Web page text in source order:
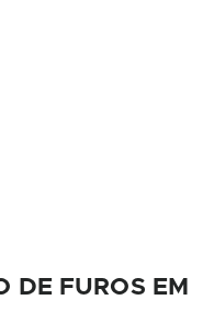
DE FUROS EM